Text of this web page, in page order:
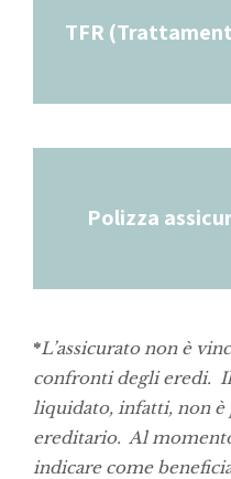
TFR
Polizza
*L’assicurato non è
confronti degli eredi.
liquidato, infatti, non
ereditario. Al
indicare come